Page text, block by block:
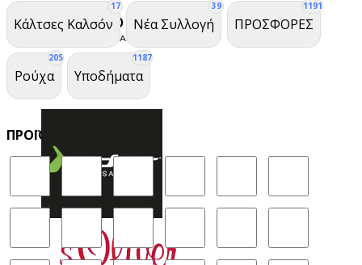
17
Κάλτσες Καλσόν
39
Νέα Συλλογή
1191
ΠΡΟΣΦΟΡΕΣ
205
Ρούχα
1187
Υποδήματα
ΠΡΟΪΌΝ ΧΡΏΜΑ